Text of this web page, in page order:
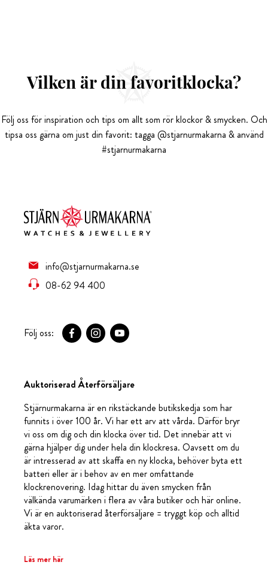
Vilken är din favoritklocka?
Följ oss för inspiration och tips om allt som rör klockor & smycken. Och
tipsa oss gärna om just din favorit: tagga @stjarnurmakarna & använd
#stjarnurmakarna
info@stjarnurmakarna.se
08-62 94 400
Följ oss:
Auktoriserad Återförsäljare
Stjärnurmakarna är en rikstäckande butikskedja som har
funnits i över 100 år. Vi har ett arv att vårda. Därför bryr
vi oss om dig och din klocka över tid. Det innebär att vi
gärna hjälper dig under hela din klockresa. Oavsett om du
är intresserad av att skaffa en ny klocka, behöver byta ett
batteri eller är i behov av en mer omfattande
klockrenovering. Idag hittar du även smycken från
välkända varumärken i flera av våra butiker och här online.
Vi är en auktoriserad återförsäljare = tryggt köp och alltid
äkta varor.
Läs mer här